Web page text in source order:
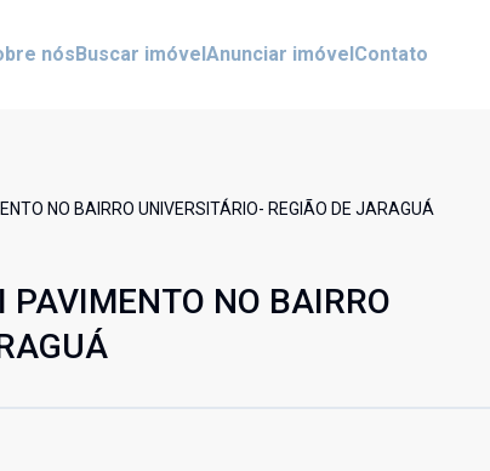
nósBuscar imóvelAnunciar imóvelContato
NO BAIRRO UNIVERSITÁRIO- REGIÃO DE JARAGUÁ
PAVIMENTO NO BAIRRO